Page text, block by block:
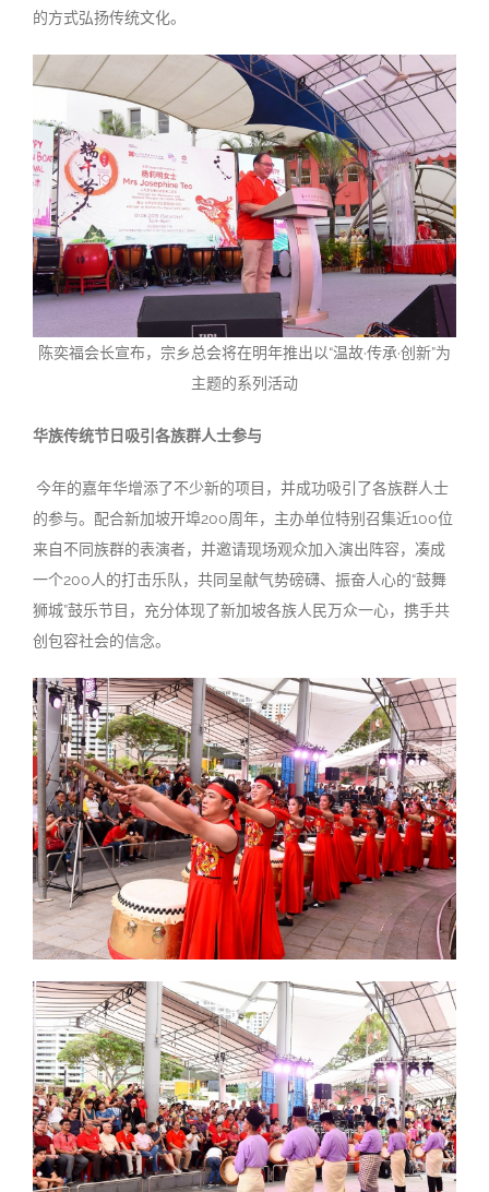
的方式弘扬传统文化。
陈奕福会长宣布，宗乡总会将在明年推出以“温故·传承·创新”为
主题的系列活动
华族传统节日吸引各族群人士参与
今年的嘉年华增添了不少新的项目，并成功吸引了各族群人士
的参与。配合新加坡开埠200周年，主办单位特别召集近100位
来自不同族群的表演者，并邀请现场观众加入演出阵容，凑成
一个200人的打击乐队，共同呈献气势磅礴、振奋人心的“鼓舞
狮城”鼓乐节目，充分体现了新加坡各族人民万众一心，携手共
创包容社会的信念。